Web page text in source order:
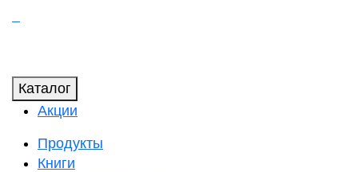
Каталог
Акции
Продукты
Книги